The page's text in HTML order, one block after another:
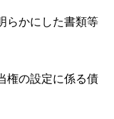
かにした書類等
の設定に係る債